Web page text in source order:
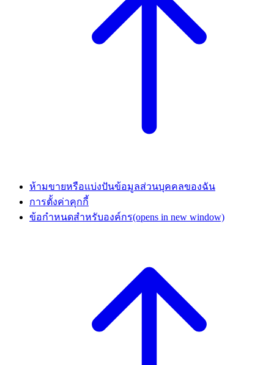
ห้ามขายหรือแบ่งปันข้อมูลส่วนบุคคลของฉัน
การตั้งค่าคุกกี้
ข้อกำหนดสำหรับองค์กร(opens in new window)